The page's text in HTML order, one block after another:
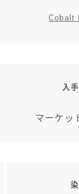
Cobalt
入
マーケッ